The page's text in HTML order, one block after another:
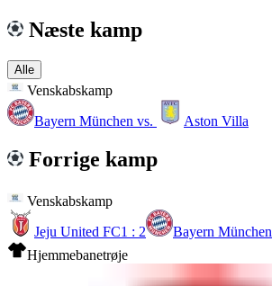
Næste kamp
Alle
Venskabskamp
Bayern München vs. Aston Villa
Forrige kamp
Venskabskamp
Jeju United FC1 : 2
Bayern München
Hjemmebanetrøje